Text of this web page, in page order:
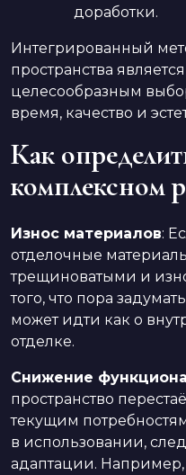
доработки.
Интегрированный
пространства
целесообразным
время, качество и
Как
комплексном
Износ материалов:
отделочные
трещиноватыми и
того, что пора
может идти как о
отделке.
Снижение
пространство
текущим
в использовании,
адаптации.